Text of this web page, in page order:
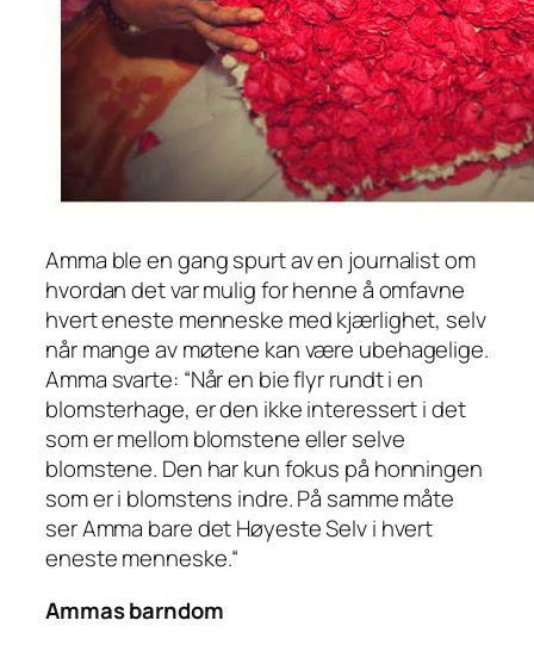
Amma ble en gang spurt av en journalist om
hvordan det var mulig for henne å omfavne
hvert eneste menneske med kjærlighet, selv
når mange av møtene kan være ubehagelige.
Amma svarte: “Når en bie flyr rundt i en
blomsterhage, er den ikke interessert i det
som er mellom blomstene eller selve
blomstene. Den har kun fokus på honningen
som er i blomstens indre. På samme måte
ser Amma bare det Høyeste Selv i hvert
eneste menneske.“
Ammas barndom